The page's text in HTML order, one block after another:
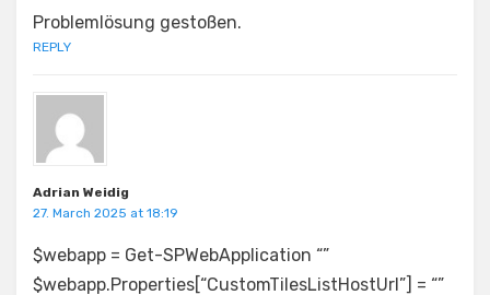
Problemlösung gestoßen.
REPLY
Adrian Weidig
27. March 2025 at 18:19
$webapp = Get-SPWebApplication “”
$webapp.Properties[“CustomTilesListHostUrl”] = “”